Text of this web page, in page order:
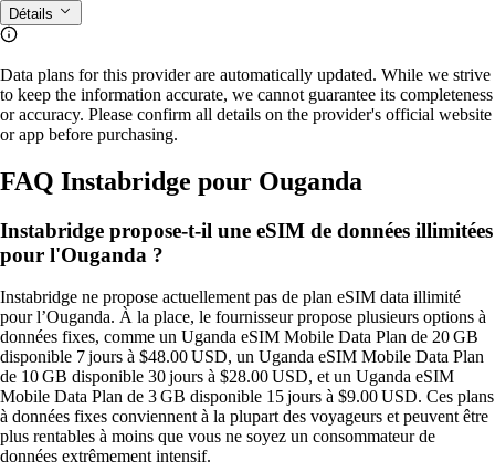
Détails
Data plans for this provider are automatically updated. While we strive
to keep the information accurate, we cannot guarantee its completeness
or accuracy. Please confirm all details on the provider's official website
or app before purchasing.
FAQ Instabridge pour Ouganda
Instabridge propose-t-il une eSIM de données illimitées
pour l'Ouganda ?
Instabridge ne propose actuellement pas de plan eSIM data illimité
pour l’Ouganda. À la place, le fournisseur propose plusieurs options à
données fixes, comme un Uganda eSIM Mobile Data Plan de 20 GB
disponible 7 jours à $48.00 USD, un Uganda eSIM Mobile Data Plan
de 10 GB disponible 30 jours à $28.00 USD, et un Uganda eSIM
Mobile Data Plan de 3 GB disponible 15 jours à $9.00 USD. Ces plans
à données fixes conviennent à la plupart des voyageurs et peuvent être
plus rentables à moins que vous ne soyez un consommateur de
données extrêmement intensif.